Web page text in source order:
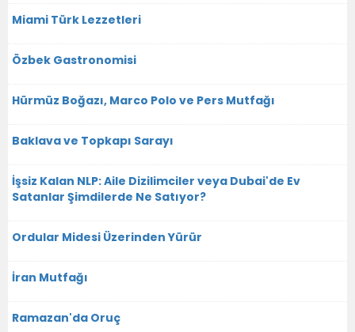
Miami Türk Lezzetleri
Özbek Gastronomisi
Hürmüz Boğazı, Marco Polo ve Pers Mutfağı
Baklava ve Topkapı Sarayı
İşsiz Kalan NLP: Aile Dizilimciler veya Dubai'de Ev
Satanlar Şimdilerde Ne Satıyor?
Ordular Midesi Üzerinden Yürür
İran Mutfağı
Ramazan'da Oruç